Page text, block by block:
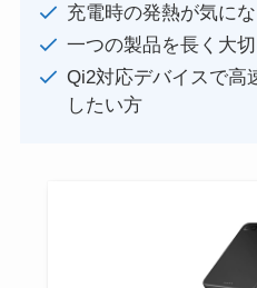
充電時の発熱が気に
一つの製品を長く大
Qi2対応デバイスで高
したい方